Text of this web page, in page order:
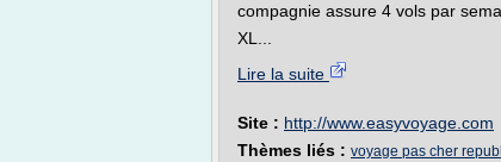
compagnie assure 4 vols par
XL...
Lire la suite
Site : http://www.easyvoyage.com
Thèmes liés : voyage pas cher